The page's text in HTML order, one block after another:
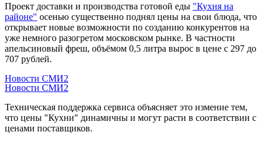
Проект доставки и производства готовой еды "Кухня на
районе" осенью существенно поднял цены на свои блюда, что
открывает новые возможности по созданию конкурентов на
уже немного разогретом московском рынке. В частности
апельсиновый фреш, объёмом 0,5 литра вырос в цене с 297 до
707 рублей.
Новости СМИ2
Новости СМИ2
Техническая поддержка сервиса объясняет это измение тем,
что цены "Кухни" динамичны и могут расти в соответствии с
ценами поставщиков.